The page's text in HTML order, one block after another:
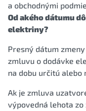
a obchodnými
Od akého dátumu
elektriny?
Presný dátum
zmluvu o dodávke
na dobu určitú alebo
Ak je zmluva
výpovedná lehota zo